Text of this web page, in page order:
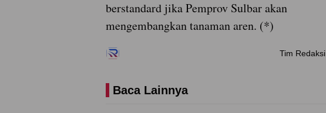
berstandard jika Pemprov Sulbar akan
mengembangkan tanaman aren. (*)
Tim Redaksi
Baca Lainnya